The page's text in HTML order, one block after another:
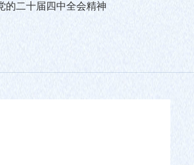
的二十届四中全会精神